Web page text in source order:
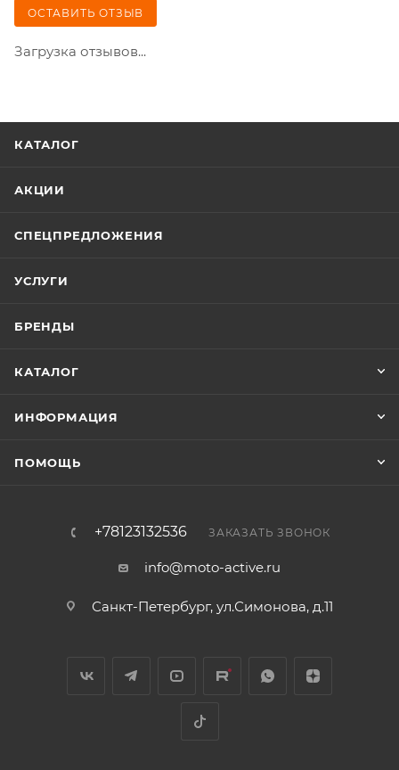
ОСТАВИТЬ ОТЗЫВ
Загрузка отзывов...
КАТАЛОГ
АКЦИИ
СПЕЦПРЕДЛОЖЕНИЯ
УСЛУГИ
БРЕНДЫ
КАТАЛОГ
ИНФОРМАЦИЯ
ПОМОЩЬ
+78123132536 ЗАКАЗАТЬ ЗВОНОК
info@moto-active.ru
Санкт-Петербург, ул.Симонова, д.11